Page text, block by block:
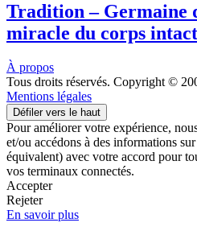
Tradition – Germaine
miracle du corps
À propos
Tous droits réservés. Copyright ©
Mentions légales
Défiler vers le haut
Pour améliorer votre expérience,
et/ou accédons à des informations
équivalent) avec votre accord pour
vos terminaux connectés.
Accepter
Rejeter
En savoir plus